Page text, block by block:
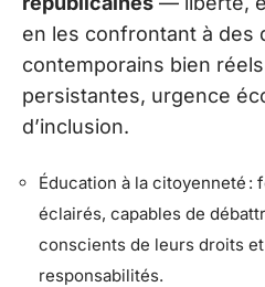
en les confrontant à des
contemporains bien
persistantes, urgence
d’inclusion.
Éducation à la citoyenneté :
éclairés, capables de
conscients de leurs droits
responsabilités.